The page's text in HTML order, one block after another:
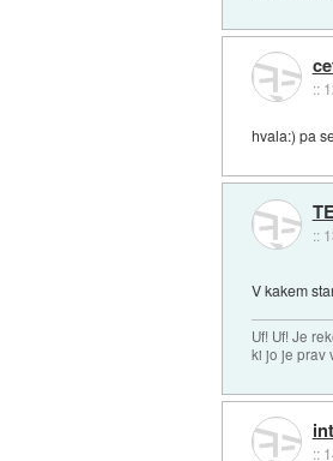
::
hvala:) pa
::
V kakem
Uf! Uf! Je
ki jo je prav
::